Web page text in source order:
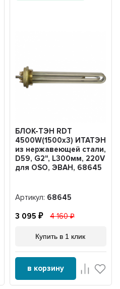
БЛОК-ТЭН RDT
4500W(1500x3) ИТАТЭН
из нержавеющей стали,
D59, G2", L300мм, 220V
для OSO, ЭВАН, 68645
Артикул: 68645
3 095 4 160
Купить в 1 клик
в корзину